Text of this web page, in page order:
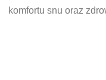
komfortu snu oraz